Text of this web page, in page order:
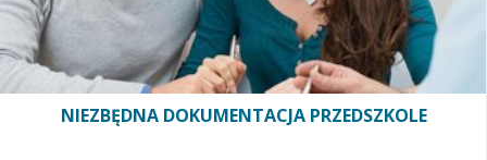
NIEZBĘDNA DOKUMENTACJA PRZEDSZKOLE